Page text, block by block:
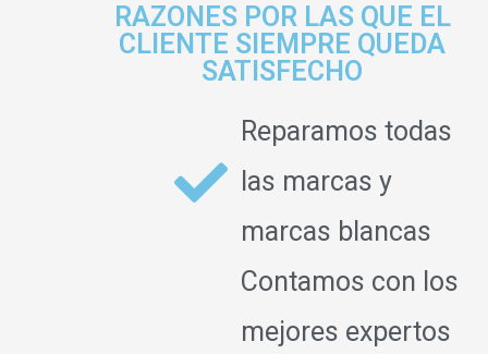
RAZONES POR LAS QUE EL
CLIENTE SIEMPRE QUEDA
SATISFECHO
Reparamos todas
las marcas y
marcas blancas
Contamos con los
mejores expertos